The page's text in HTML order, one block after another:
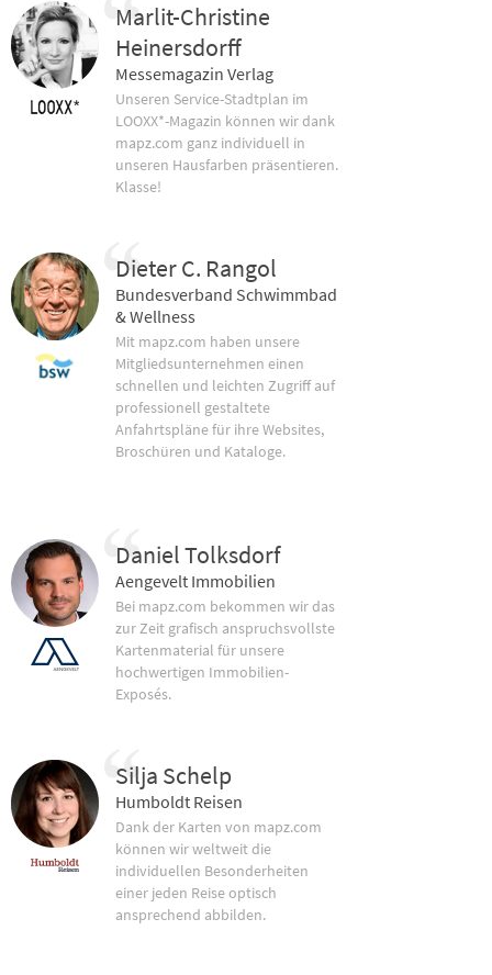
Marlit-Christine
Heinersdorff
Messemagazin Verlag
Unseren Service-Stadtplan im
LOOXX*-Magazin können wir dank
mapz.com ganz individuell in
unseren Hausfarben präsentieren.
Klasse!
Dieter C. Rangol
Bundesverband Schwimmbad
& Wellness
Mit mapz.com haben unsere
Mitgliedsunternehmen einen
schnellen und leichten Zugriff auf
professionell gestaltete
Anfahrtspläne für ihre Websites,
Broschüren und Kataloge.
Daniel Tolksdorf
Aengevelt Immobilien
Bei mapz.com bekommen wir das
zur Zeit grafisch anspruchsvollste
Kartenmaterial für unsere
hochwertigen Immobilien-
Exposés.
Silja Schelp
Humboldt Reisen
Dank der Karten von mapz.com
können wir weltweit die
individuellen Besonderheiten
einer jeden Reise optisch
ansprechend abbilden.